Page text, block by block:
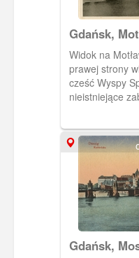
Gdańsk,
Spichrzów
Widok na
prawej strony
cześć Wyspy
nieistniejące
Gdańsk,